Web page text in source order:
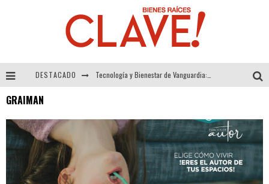
DESTACADO
Alexandra Bedoya – La Constancia detrás de La Paletería
El Despertar de la Calidez: Acabados Dorados de FV para Elevar tu Espacio
GRAIMAN